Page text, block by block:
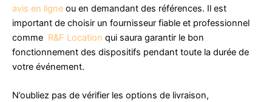
avis en ligne ou en demandant des références. Il est
important de choisir un fournisseur fiable et professionnel
comme R&F Location qui saura garantir le bon
fonctionnement des dispositifs pendant toute la durée de
votre événement.
N’oubliez pas de vérifier les options de livraison,